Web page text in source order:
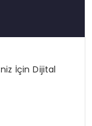
İçin Dijital